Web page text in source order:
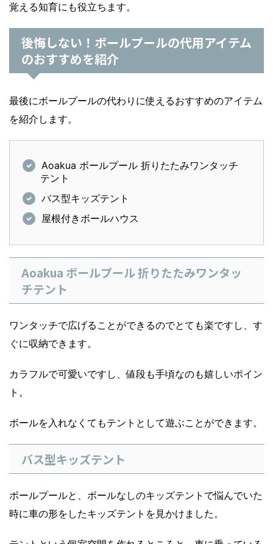
覚える知育にも役立ちます。
後悔しない！ボールプールの代用アイテム
のおすすめを紹介
最後にボールプールの代わりに使えるおすすめのアイテム
を紹介します。
Aoakua ボールプール 折りたたみワンタッチ
テント
バス型キッズテント
屋根付きボールハウス
Aoakua ボールプール 折りたたみワンタッ
チテント
ワンタッチで広げることができるのでとても楽ですし、す
ぐに収納できます。
カラフルで可愛いですし、値段も手頃なのも嬉しいポイン
ト。
ボールを入れなくてもテントとして遊ぶことができます。
バス型キッズテント
ボールプールと、ボールなしのキッズテントで悩んでいた
時に車の形をしたキッズテントを見かけました。